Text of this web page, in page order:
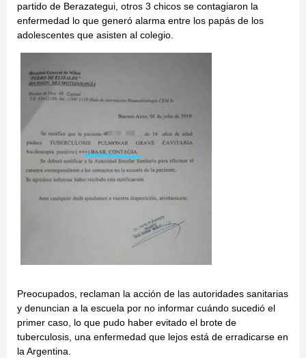
partido de Berazategui, otros 3 chicos se contagiaron la
enfermedad lo que generó alarma entre los papás de los
adolescentes que asisten al colegio.
Preocupados, reclaman la acción de las autoridades sanitarias
y denuncian a la escuela por no informar cuándo sucedió el
primer caso, lo que pudo haber evitado el brote de
tuberculosis, una enfermedad que lejos está de erradicarse en
la Argentina.